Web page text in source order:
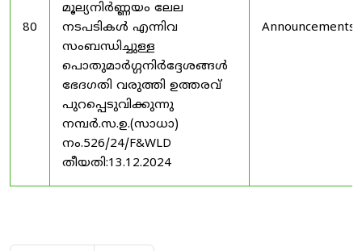
80
മൂല്യനിർണ്ണയം ലേല
നടപടികൾ എന്നിവ
സംബന്ധിച്ചുള്ള
പൊതുമാർഗ്ഗനിർദ്ദേശങ്ങൾ
ഭേദഗതി വരുത്തി ഉത്തരവ്
പുറപ്പെടുവിക്കുന്നു
നമ്പർ.സ.ഉ.(സാധാ)
നം.526/24/F&WLD
തീയതി:13.12.2024
Announcements